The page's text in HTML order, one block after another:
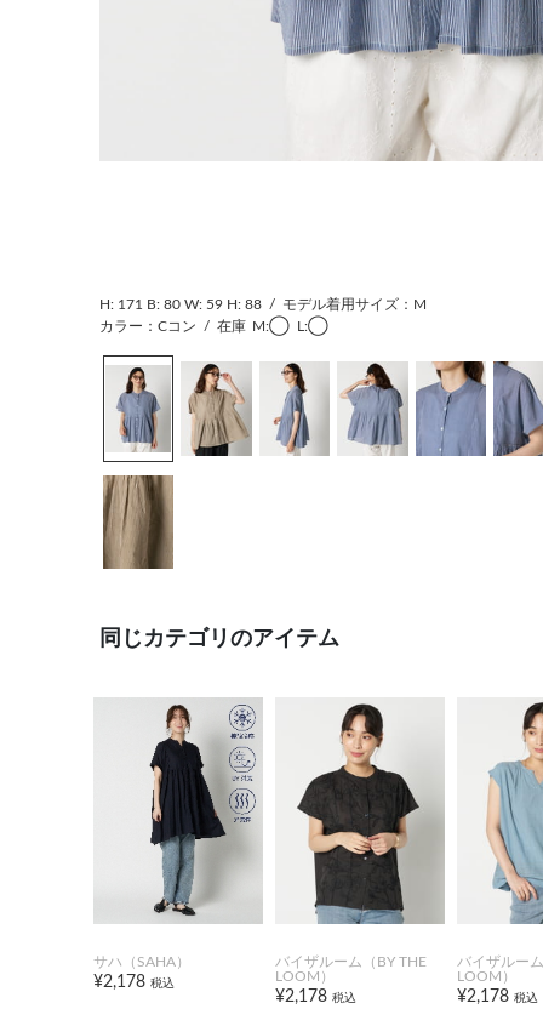
H: 171 B: 80 W: 59 H: 88 / モデル着用サイズ：M
カラー：Cコン
/ 在庫 M:◯ L:◯
同じカテゴリのアイテム
サハ（SAHA）
¥2,178 税込
バイザルーム（BY THE
LOOM）
¥2,178 税込
バイザルー
LOOM）
¥2,178 税込